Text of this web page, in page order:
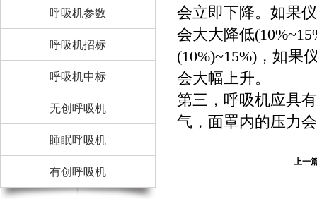
呼吸机参数
呼吸机招标
呼吸机中标
无创呼吸机
睡眠呼吸机
有创呼吸机
会立即下降。如果
会大大降低
(10%)~15%)，如果
会大幅上升。
第三，呼吸机应具
气，面罩内的压力
上一